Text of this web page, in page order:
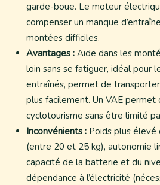
garde-boue. Le moteur
compenser un manque
montées difficiles.
Avantages : Aide dans les
loin sans se fatiguer, idéal pour
entraînés, permet de
plus facilement. Un VAE
cyclotourisme sans être limité
Inconvénients : Poids plus élevé
(entre 20 et 25 kg), autonomie
capacité de la batterie et du
dépendance à l’électricité